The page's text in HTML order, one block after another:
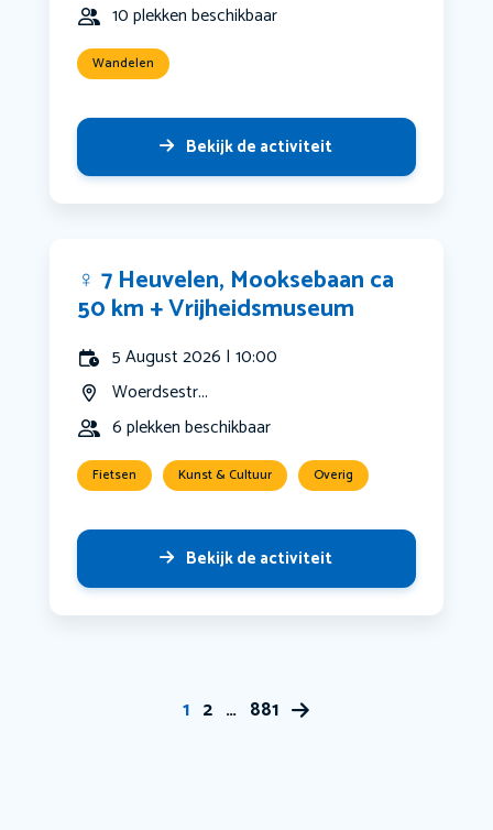
10 plekken beschikbaar
Wandelen
Bekijk de activiteit
‍♀️ 7 Heuvelen, Mooksebaan ca
50 km + Vrijheidsmuseum
5 August 2026 | 10:00
Woerdsestr...
6 plekken beschikbaar
Fietsen Kunst & Cultuur Overig
Bekijk de activiteit
1 2 … 881